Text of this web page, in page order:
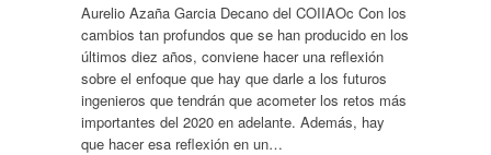
Aurelio Azaña Garcia Decano del COIIAOc Con los
cambios tan profundos que se han producido en los
últimos diez años, conviene hacer una reflexión
sobre el enfoque que hay que darle a los futuros
ingenieros que tendrán que acometer los retos más
importantes del 2020 en adelante. Además, hay
que hacer esa reflexión en un…